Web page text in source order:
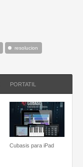
resolucion
PORTATIL
Cubasis para iPad